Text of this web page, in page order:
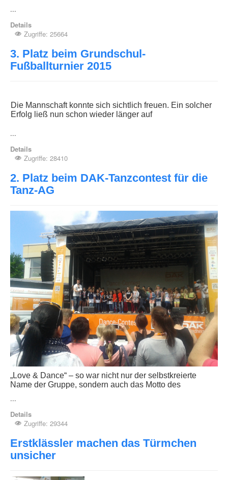
...
Details
Zugriffe: 25664
3. Platz beim Grundschul-
Fußballturnier 2015
Die Mannschaft konnte sich sichtlich freuen. Ein solcher
Erfolg ließ nun schon wieder länger auf
...
Details
Zugriffe: 28410
2. Platz beim DAK-Tanzcontest für die
Tanz-AG
„Love & Dance“ – so war nicht nur der selbstkreierte
Name der Gruppe, sondern auch das Motto des
...
Details
Zugriffe: 29344
Erstklässler machen das Türmchen
unsicher